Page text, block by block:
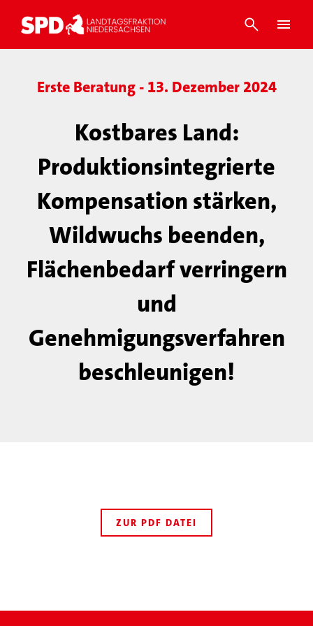
Erste Beratung - 13. Dezember 2024
Kostbares Land:
Produktionsintegrierte
Kompensation stärken,
Wildwuchs beenden,
Flächenbedarf verringern
und
Genehmigungsverfahren
beschleunigen!
ZUR PDF DATEI